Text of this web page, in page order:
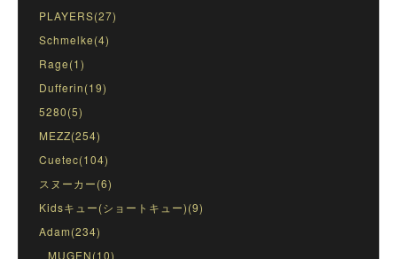
PLAYERS(27)
Schmelke(4)
Rage(1)
Dufferin(19)
5280(5)
MEZZ(254)
Cuetec(104)
スヌーカー(6)
Kidsキュー(ショートキュー)(9)
Adam(234)
MUGEN(10)